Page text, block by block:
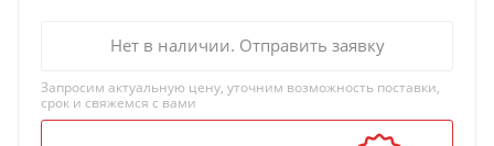
Нет в наличии. Отправить заявку
Запросим актуальную цену, уточним возможность поставки,
срок и свяжемся с вами